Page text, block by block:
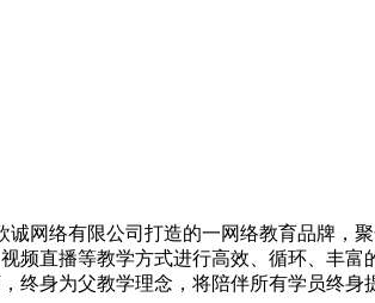
网络有限公司打造的一网络教育品牌，
频直播等教学方式进行高效、循环、丰
终身为父教学理念，将陪伴所有学员终身